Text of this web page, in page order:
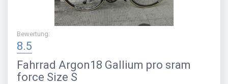
Bewertung:
8.5
Fahrrad Argon18 Gallium pro sram
force Size S